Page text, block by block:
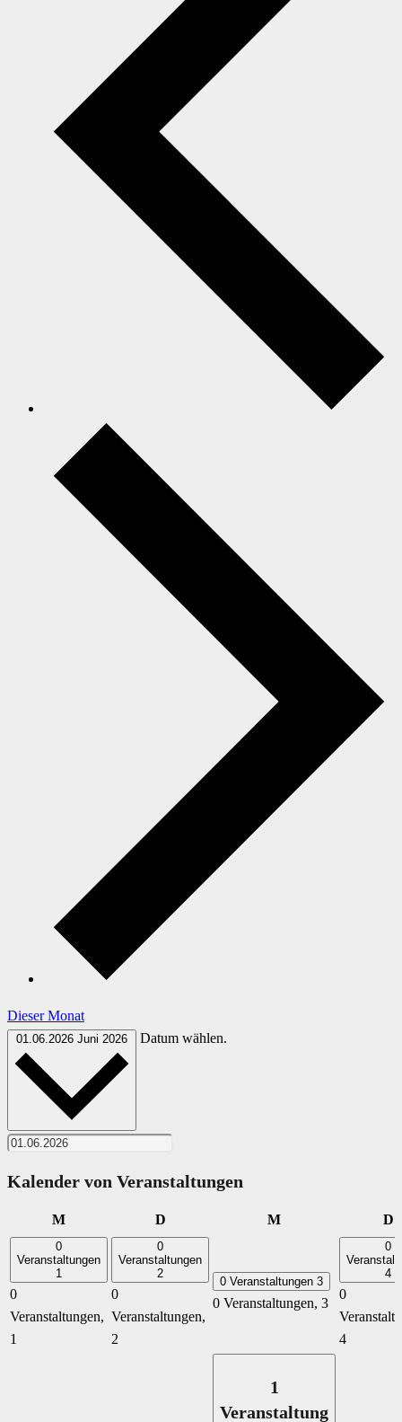
Dieser Monat
01.06.2026 Juni 2026 Datum wählen.
Kalender von Veranstaltungen
MMontag DDienstag MMittwoch D
0
Veranstaltungen
1
0
Veranstaltungen,
1
0
Veranstaltungen
2
0
Veranstaltungen,
2
0 Veranstaltungen 3
0 Veranstaltungen, 3
0
4
0
4
1
Veranstaltung